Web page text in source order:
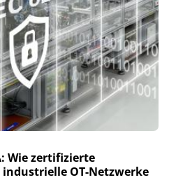
Wie zertifizierte
OT-Netzwerke